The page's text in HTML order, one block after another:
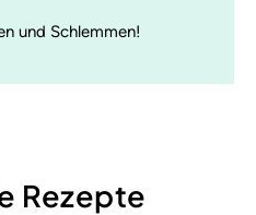
und Schlemmen!
Rezepte